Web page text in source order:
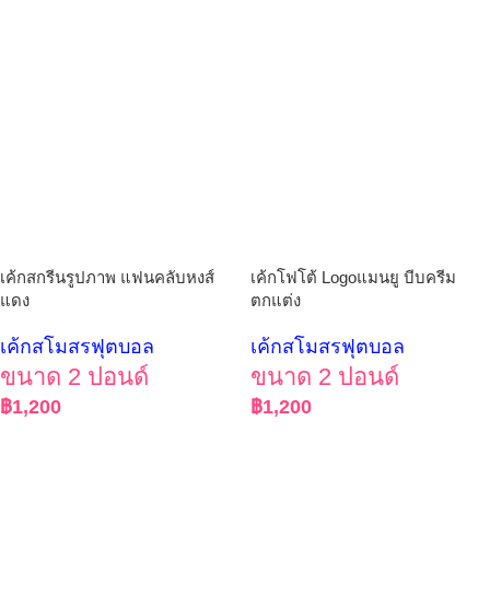
เค้กสกรีนรูปภาพ แฟนคลับหงส์
แดง
เค้กสโมสรฟุตบอล
ขนาด 2 ปอนด์
฿1,200
เค้กโฟโต้ Logoแมนยู บีบครีม
ตกแต่ง
เค้กสโมสรฟุตบอล
ขนาด 2 ปอนด์
฿1,200